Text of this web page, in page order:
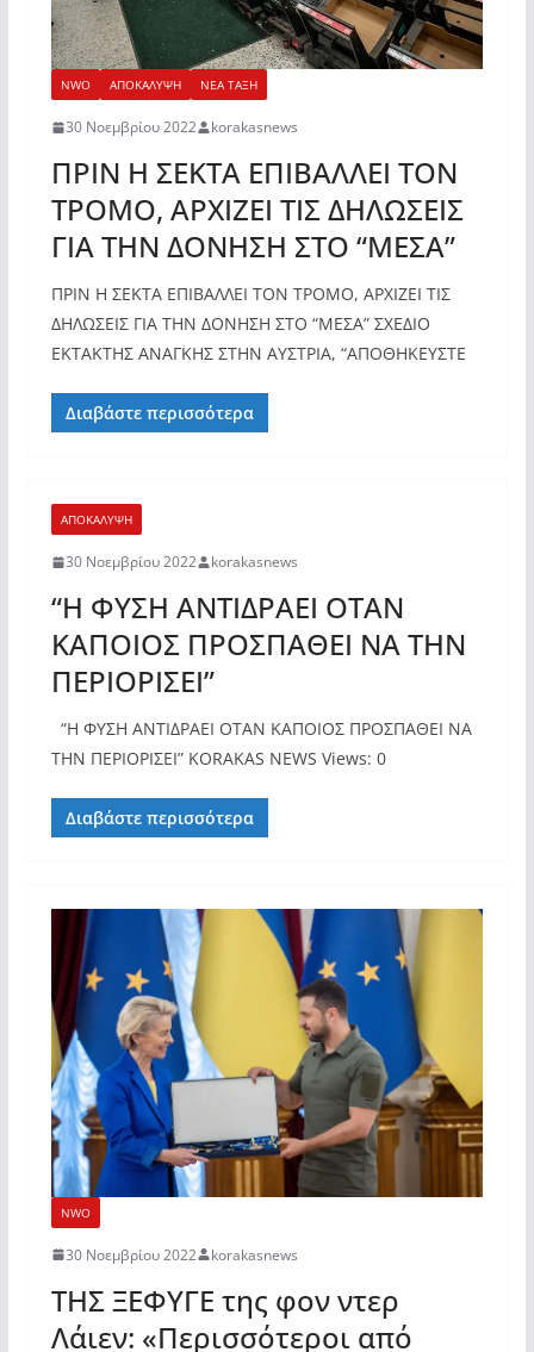
NWO ΑΠΟΚΑΛΥΨΗ ΝΕΑ ΤΑΞΗ
30 Νοεμβρίου 2022 korakasnews
ΠΡΙΝ Η ΣΕΚΤΑ ΕΠΙΒΑΛΛΕΙ ΤΟΝ
ΤΡΟΜΟ, ΑΡΧΙΖΕΙ ΤΙΣ ΔΗΛΩΣΕΙΣ
ΓΙΑ ΤΗΝ ΔΟΝΗΣΗ ΣΤΟ “ΜΕΣΑ”
ΠΡΙΝ Η ΣΕΚΤΑ ΕΠΙΒΑΛΛΕΙ ΤΟΝ ΤΡΟΜΟ, ΑΡΧΙΖΕΙ ΤΙΣ
ΔΗΛΩΣΕΙΣ ΓΙΑ ΤΗΝ ΔΟΝΗΣΗ ΣΤΟ “ΜΕΣΑ” ΣΧΕΔΙΟ
ΕΚΤΑΚΤΗΣ ΑΝΑΓΚΗΣ ΣΤΗΝ ΑΥΣΤΡΙΑ, “ΑΠΟΘΗΚΕΥΣΤΕ
Διαβάστε περισσότερα
ΑΠΟΚΑΛΥΨΗ
30 Νοεμβρίου 2022 korakasnews
“Η ΦΥΣΗ ΑΝΤΙΔΡΑΕΙ ΟΤΑΝ
ΚΑΠΟΙΟΣ ΠΡΟΣΠΑΘΕΙ ΝΑ ΤΗΝ
ΠΕΡΙΟΡΙΣΕΙ”
“Η ΦΥΣΗ ΑΝΤΙΔΡΑΕΙ ΟΤΑΝ ΚΑΠΟΙΟΣ ΠΡΟΣΠΑΘΕΙ ΝΑ
ΤΗΝ ΠΕΡΙΟΡΙΣΕΙ” KORAKAS NEWS Views: 0
Διαβάστε περισσότερα
NWO
30 Νοεμβρίου 2022 korakasnews
ΤΗΣ ΞΕΦΥΓΕ της φον ντερ
Λάιεν: «Περισσότεροι από